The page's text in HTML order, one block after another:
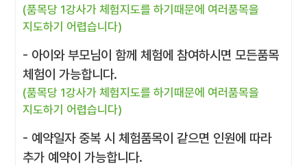
(품목당 1강사가 체험지도를 하기때문에 여러품목을
지도하기 어렵습니다)
- 아이와 부모님이 함께 체험에 참여하시면 모든품목
체험이 가능합니다.
(품목당 1강사가 체험지도를 하기때문에 여러품목을
지도하기 어렵습니다)
- 예약일자 중복 시 체험품목이 같으면 인원에 따라
추가 예약이 가능합니다.